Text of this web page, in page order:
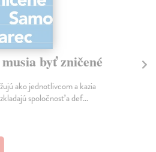
byť zničené
ako jednotlivcom a kazia
spoločnosť a def...